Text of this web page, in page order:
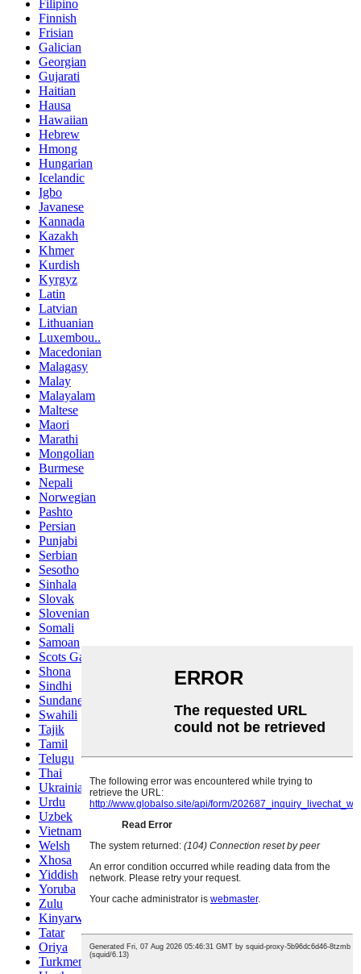
Filipino
Finnish
Frisian
Galician
Georgian
Gujarati
Haitian
Hausa
Hawaiian
Hebrew
Hmong
Hungarian
Icelandic
Igbo
Javanese
Kannada
Kazakh
Khmer
Kurdish
Kyrgyz
Latin
Latvian
Lithuanian
Luxembou..
Macedonian
Malagasy
Malay
Malayalam
Maltese
Maori
Marathi
Mongolian
Burmese
Nepali
Norwegian
Pashto
Persian
Punjabi
Serbian
Sesotho
Sinhala
Slovak
Slovenian
Somali
Samoan
Scots Gaelic
Shona
Sindhi
Sundanese
Swahili
Tajik
Tamil
Telugu
Thai
Ukrainian
Urdu
Uzbek
Vietnamese
Welsh
Xhosa
Yiddish
Yoruba
Zulu
Kinyarwanda
Tatar
Oriya
Turkmen